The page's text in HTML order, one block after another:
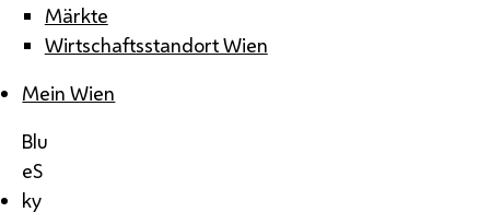
Märkte
Wirtschaftsstandort Wien
Mein Wien
Blu
eS
ky